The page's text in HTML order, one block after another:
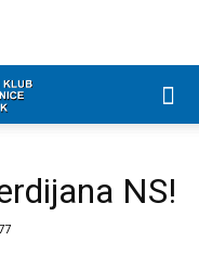
NS!